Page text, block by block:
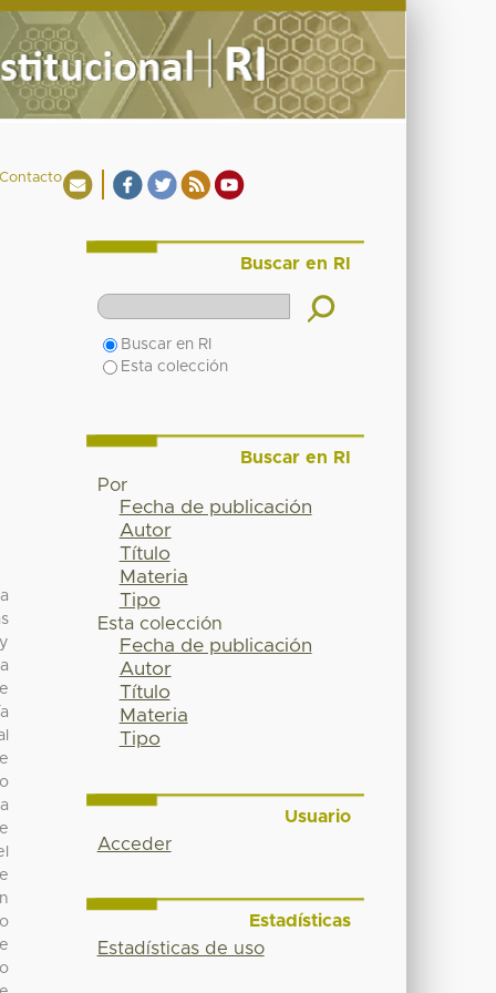
Contacto
Buscar en RI
Buscar en RI
Esta colección
Buscar en RI
Por
Fecha de publicación
Autor
Título
Materia
Tipo
Esta colección
Fecha de publicación
Autor
Título
Materia
Tipo
Usuario
Acceder
Estadísticas
Estadísticas de uso